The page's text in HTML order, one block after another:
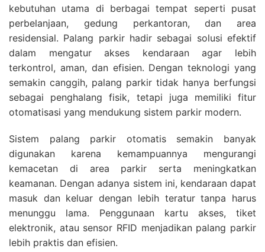
kebutuhan utama di berbagai tempat seperti pusat
perbelanjaan, gedung perkantoran, dan area
residensial. Palang parkir hadir sebagai solusi efektif
dalam mengatur akses kendaraan agar lebih
terkontrol, aman, dan efisien. Dengan teknologi yang
semakin canggih, palang parkir tidak hanya berfungsi
sebagai penghalang fisik, tetapi juga memiliki fitur
otomatisasi yang mendukung sistem parkir modern.
Sistem palang parkir otomatis semakin banyak
digunakan karena kemampuannya mengurangi
kemacetan di area parkir serta meningkatkan
keamanan. Dengan adanya sistem ini, kendaraan dapat
masuk dan keluar dengan lebih teratur tanpa harus
menunggu lama. Penggunaan kartu akses, tiket
elektronik, atau sensor RFID menjadikan palang parkir
lebih praktis dan efisien.